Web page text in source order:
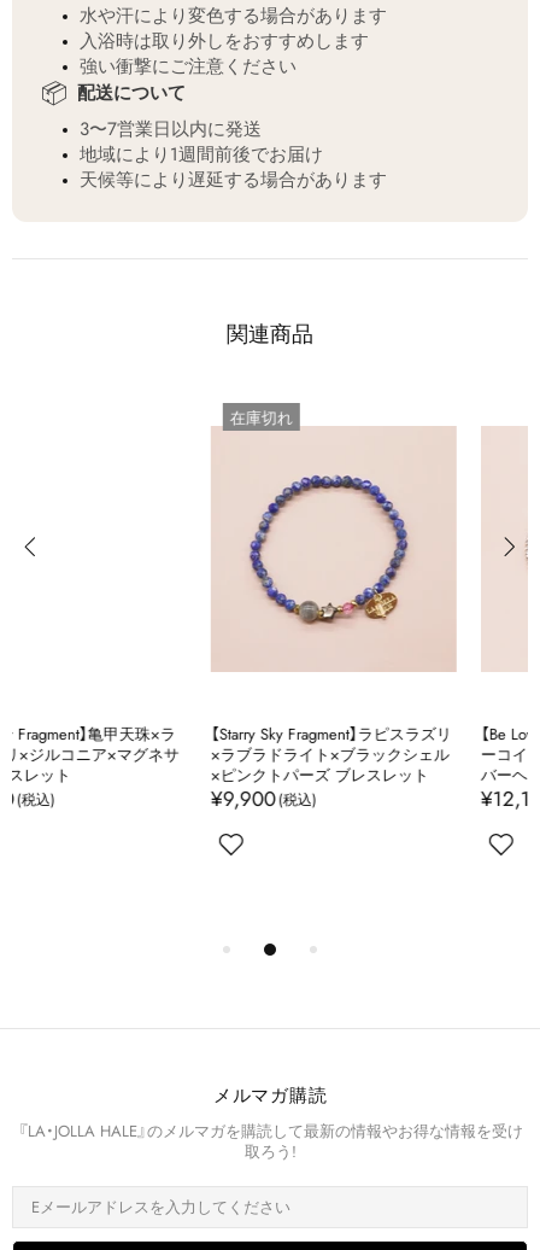
水や汗により変色する場合があります
入浴時は取り外しをおすすめします
強い衝撃にご注意ください
📦 配送について
3〜7営業日以内に発送
地域により1週間前後でお届け
天候等により遅延する場合があります
関連商品
【Starry Sky Fragment】ラピスラズリ
×ラブラドライト×ブラックシェル
×ピンクトパーズ ブレスレット
¥9,900
【Be Loved Turquoise】キングマンタ
ーコイズ×マザーオブパール×シル
バーヘマタイト ブレスレット
¥12,100
メルマガ購読
『LA・JOLLA HALE』のメルマガを購読して最新の情報やお得な情報を受け
取ろう!